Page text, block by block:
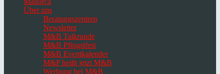
Über uns
Beratungszentren
Newsletter
M&B Talkrunde
M&B Pfingstfest
M&B Eventkalender
M&P heißt jetzt M&B
Werbung bei M&B